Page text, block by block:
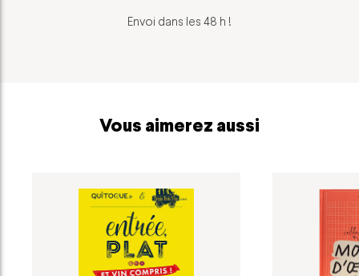
Envoi dans les 48 h !
Vous aimerez aussi